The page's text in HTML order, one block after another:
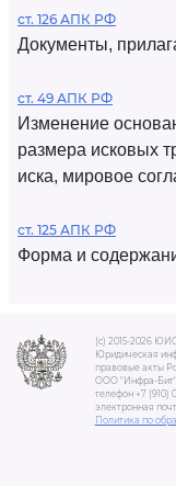
ст. 126 АПК РФ
Документы,
ст. 49 АПК РФ
Изменение
размера исковых
иска, мировое
ст. 125 АПК РФ
Форма и
(c) 2015-2026
Юридическая
правовые акты
ООО "Инфра-
телефон +7 (910)
электронная
Политика по